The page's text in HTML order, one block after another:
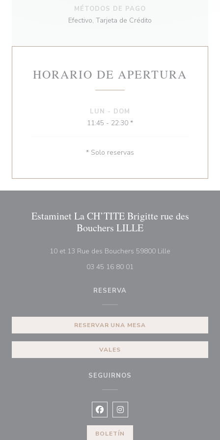
MÉTODOS DE PAGO
Efectivo, Tarjeta de Crédito
HORARIO DE APERTURA
LUN - DOM
11:45 - 22:30 *
* Solo reservas
Estaminet La CH’TITE Brigitte rue des
Bouchers LILLE
10 et 13 Rue des Bouchers 59800 Lille
03 45 16 80 01
RESERVA
RESERVAR UNA MESA
VALES
SEGUIRNOS
Facebook ((abre en una nueva
Instagram ((abre en una
BOLETÍN